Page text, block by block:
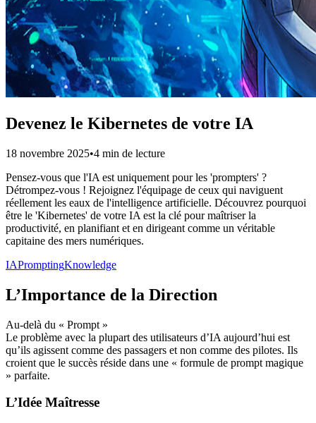
Devenez le Kibernetes de votre IA
18 novembre 2025•4 min de lecture
Pensez-vous que l'IA est uniquement pour les 'prompters' ?
Détrompez-vous ! Rejoignez l'équipage de ceux qui naviguent
réellement les eaux de l'intelligence artificielle. Découvrez pourquoi
être le 'Kibernetes' de votre IA est la clé pour maîtriser la
productivité, en planifiant et en dirigeant comme un véritable
capitaine des mers numériques.
IAPromptingKnowledge
L’Importance de la Direction
Au-delà du « Prompt »
Le problème avec la plupart des utilisateurs d’IA aujourd’hui est
qu’ils agissent comme des passagers et non comme des pilotes. Ils
croient que le succès réside dans une « formule de prompt magique
» parfaite.
L’Idée Maîtresse